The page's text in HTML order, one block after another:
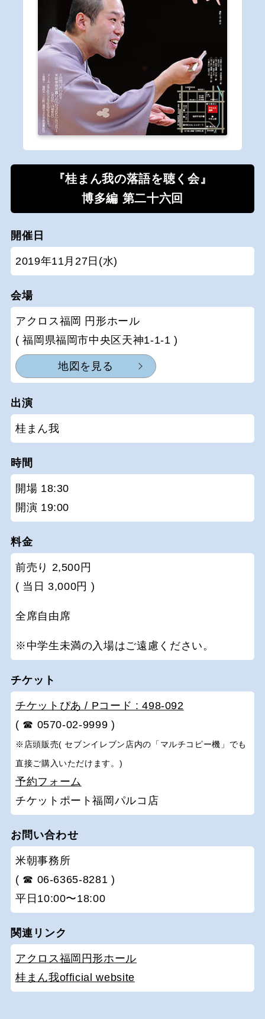
『桂まん我の落語を聴く会』
博多編 第二十六回
開催日
2019年11月27日(水)
会場
アクロス福岡 円形ホール
( 福岡県福岡市中央区天神1-1-1 )
地図を見る
出演
桂まん我
時間
開場 18:30
開演 19:00
料金
前売り 2,500円
( 当日 3,000円 )
全席自由席
※中学生未満の入場はご遠慮ください。
チケット
チケットぴあ / Pコード : 498-092
( ☎ 0570-02-9999 )
※店頭販売( セブンイレブン店内の「マルチコピー機」でも
直接ご購入いただけます。)
予約フォーム
チケットポート福岡パルコ店
お問い合わせ
米朝事務所
( ☎ 06-6365-8281 )
平日10:00〜18:00
関連リンク
アクロス福岡円形ホール
桂まん我official website